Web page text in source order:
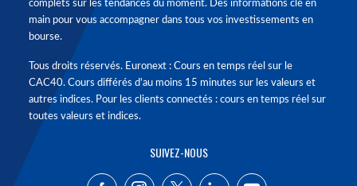
complets sur les tendances du moment. Des informations clé en
main pour vous accompagner dans tous vos investissements en
bourse.
Tous droits réservés. Euronext : Cours en temps réel sur le
CAC40. Cours différés d'au moins 15 minutes sur les valeurs et
autres indices. Pour les clients connectés : cours en temps réel sur
toutes valeurs et indices.
SUIVEZ-NOUS